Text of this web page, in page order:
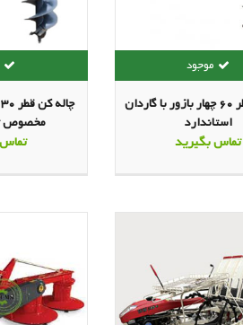
چاله کن قطر 60 چهار بازور با گاردان
استاندارد
تماس بگیرید
مخصوص